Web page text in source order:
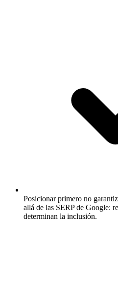
Posicionar primero no
allá de las SERP de Google:
determinan la inclusión.